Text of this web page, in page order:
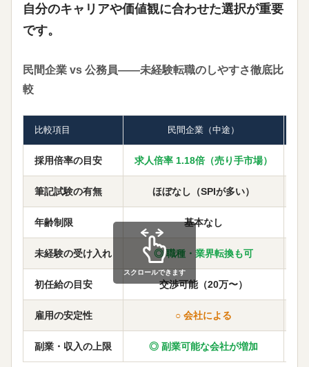
自分のキャリアや価値観に合わせた選択が重要
です。
民間企業 vs 公務員——未経験転職のしやすさ徹底比
較
比較項目 民間企業（中途）
採用倍率の目安 求人倍率 1.18倍（売り手市場）
筆記試験の有無 ほぼなし（SPIが多い）
年齢制限 基本なし
未経験の受け入れ ◎ 職種・業界転換も可
初任給の目安 交渉可能（20万〜）
雇用の安定性 ○ 会社による
副業・収入の上限 ◎ 副業可能な会社が増加
スクロールできます